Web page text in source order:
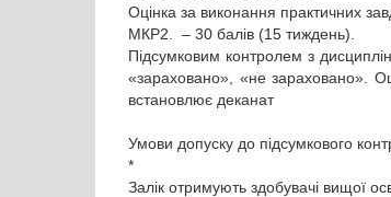
Оцінка за виконання практичних
МКР2. – 30 балів (15 тиждень).
Підсумковим контролем з
«зараховано», «не зараховано».
встановлює деканат
Умови допуску до підсумкового
*
Залік отримують здобувачі вищої